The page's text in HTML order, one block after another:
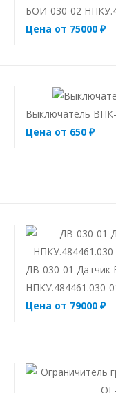
БОИ-030-02
Цена от 75000 ₽
Выключатель
Цена от 650 ₽
ДВ-030-01 Датчик
НПКУ.484461.030-
Цена от 79000 ₽